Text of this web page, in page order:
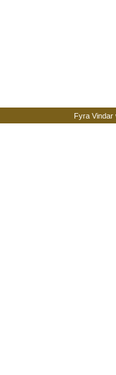
Fyra Vindar